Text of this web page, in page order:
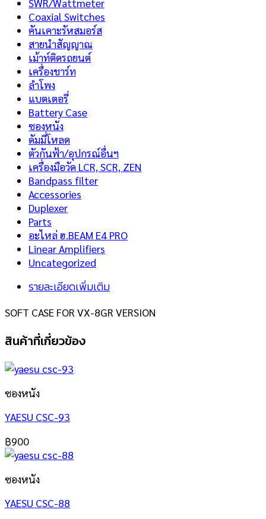
Coaxial Switches
คันเคาะรัหสมอร์ส
สายนำสัญญาณ
เม้าท์ติดรถยนต์
เครื่องชาร์ท
ลำโพง
แบตเตอรี่
Battery Case
ซองหนัง
ดัมมี่โหลด
ตัวกันฟ้า/อุปกรณ์อื่นฯ
เครื่องมือวัด LCR, SCR, ZEN
Bandpass filter
Accessories
Duplexer
Parts
อะไหล่ ฮ.BEAM E4 PRO
Linear Amplifiers
Uncategorized
รายละเอียดเพิ่มเติม
SOFT CASE FOR VX-8GR VERSION
สินค้าที่เกี่ยวข้อง
ซองหนัง
YAESU CSC-93
฿900
ซองหนัง
YAESU CSC-88